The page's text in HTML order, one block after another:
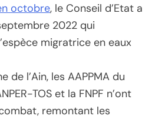
octobre, le Conseil d’Etat a
2022 qui
migratrice en eaux
de l’Ain, les AAPPMA du
TOS et la FNPF n’ont
remontant les